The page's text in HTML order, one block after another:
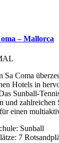
– Mallorca
Sa Coma
Hotels in
Sunball-
und
einen
Sunball
7